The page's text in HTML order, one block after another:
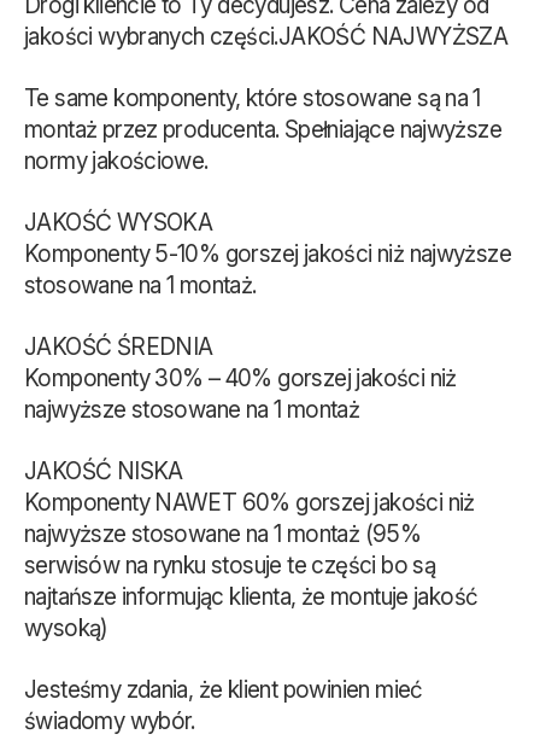
jakości wybranych części.JAKOŚĆ NAJWYŻSZA
Te same komponenty, które stosowane są na 1
montaż przez producenta. Spełniające najwyższe
normy jakościowe.
JAKOŚĆ WYSOKA
Komponenty 5-10% gorszej jakości niż najwyższe
stosowane na 1 montaż.
JAKOŚĆ ŚREDNIA
Komponenty 30% – 40% gorszej jakości niż
najwyższe stosowane na 1 montaż
JAKOŚĆ NISKA
Komponenty NAWET 60% gorszej jakości niż
najwyższe stosowane na 1 montaż (95%
serwisów na rynku stosuje te części bo są
najtańsze informując klienta, że montuje jakość
wysoką)
Jesteśmy zdania, że klient powinien mieć
świadomy wybór.